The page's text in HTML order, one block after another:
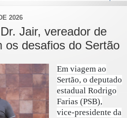
2026
Jair, vereador de
os desafios do Sertão
Em viagem ao
Sertão, o deputado
estadual Rodrigo
Farias (PSB),
vice‑presidente da